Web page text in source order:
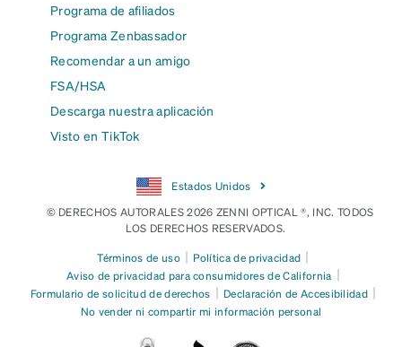
Programa de afiliados
Programa Zenbassador
Recomendar a un amigo
FSA/HSA
Descarga nuestra aplicación
Visto en TikTok
Estados Unidos
© DERECHOS AUTORALES 2026 ZENNI OPTICAL ®, INC. TODOS
LOS DERECHOS RESERVADOS.
Términos de uso | Política de privacidad |
Aviso de privacidad para consumidores de California |
Formulario de solicitud de derechos | Declaración de Accesibilidad |
No vender ni compartir mi información personal